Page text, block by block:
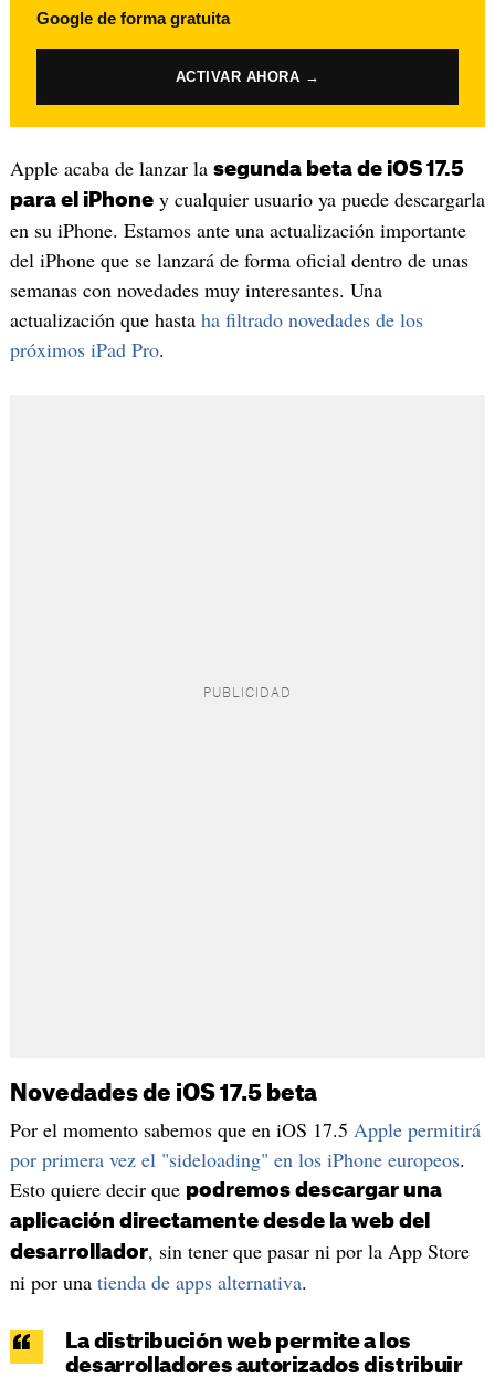
Google de forma gratuita
ACTIVAR AHORA →
Apple acaba de lanzar la segunda beta de iOS 17.5
para el iPhoney cualquier usuario ya puede descargarla
en su iPhone. Estamos ante una actualización importante
del iPhone que se lanzará de forma oficial dentro de unas
semanas con novedades muy interesantes. Una
actualización que hasta ha filtrado novedades de los
próximos iPad Pro.
Novedades de iOS 17.5 beta
Por el momento sabemos que en iOS 17.5 Apple permitirá
por primera vez el "sideloading" en los iPhone europeos.
Esto quiere decir que podremos descargar una
aplicación directamente desde la web del
desarrollador, sin tener que pasar ni por la App Store
ni por una tienda de apps alternativa.
La distribución web permite a los
desarrolladores autorizados distribuir